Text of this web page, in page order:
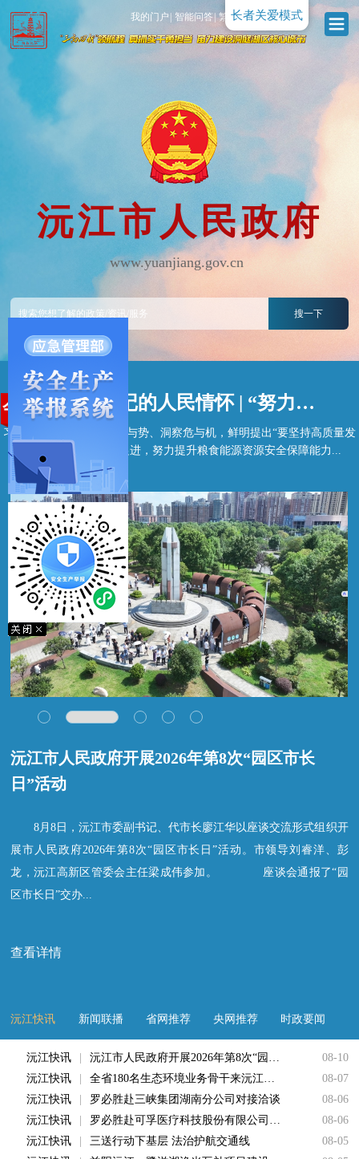
长者关爱模式
我的门户 智能问答| 繁體版| 无障碍
沅江市人民政府
www.yuanjiang.gov.cn
搜一下
总书记的人民情怀 | “努力提升粮食能源资源安全保障能力”
习近平总书记深刻把握时与势、洞察危与机，鲜明提出“要坚持高质量发
展和高水平安全相互促进，努力提升粮食能源资源安全保障能力...
沅江市人民政府开展2026年第8次“园区市长
日”活动
8月8日，沅江市委副书记、代市长廖江华以座谈交流形式组织开
展市人民政府2026年第8次“园区市长日”活动。市领导刘睿洋、彭
龙，沅江高新区管委会主任梁成伟参加。 座谈会通报了“园
区市长日”交办...
查看详情
沅江快讯 新闻联播 省网推荐 央网推荐 时政要闻
08-10
沅江快讯
沅江市人民政府开展2026年第8次“园区市长日”活动
08-07
沅江快讯
全省180名生态环境业务骨干来沅江市观摩学习改革经验
08-06
沅江快讯
罗必胜赴三峡集团湖南分公司对接洽谈
08-06
沅江快讯
罗必胜赴可孚医疗科技股份有限公司拜访对接
08-05
沅江快讯
三送行动下基层 法治护航交通线